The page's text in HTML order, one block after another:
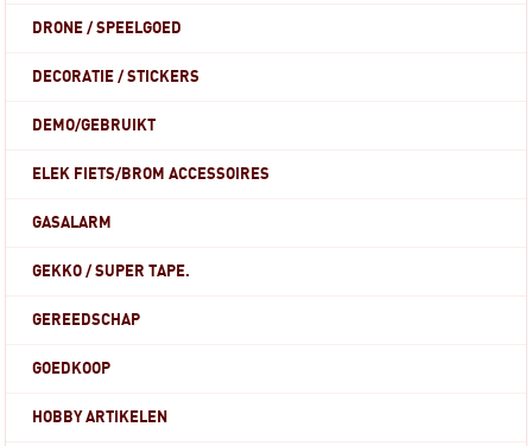
DRONE / SPEELGOED
DECORATIE / STICKERS
DEMO/GEBRUIKT
ELEK FIETS/BROM ACCESSOIRES
GASALARM
GEKKO / SUPER TAPE.
GEREEDSCHAP
GOEDKOOP
HOBBY ARTIKELEN